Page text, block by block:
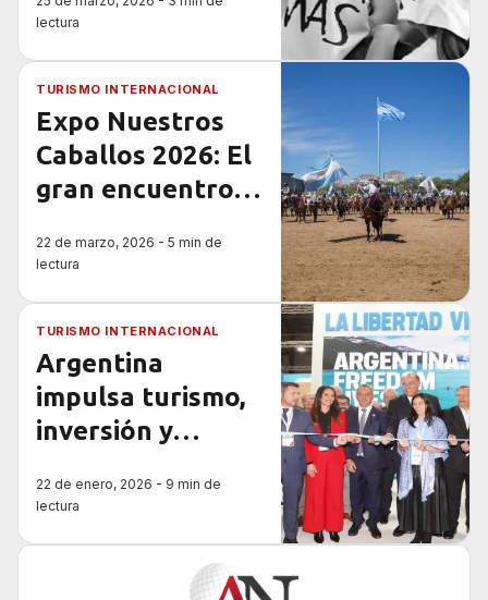
lectura
TURISMO INTERNACIONAL
Expo Nuestros
Caballos 2026: El
gran encuentro
22 de marzo, 2026 - 5 min de
lectura
TURISMO INTERNACIONAL
Argentina
impulsa turismo,
inversión y
FITUR
22 de enero, 2026 - 9 min de
lectura